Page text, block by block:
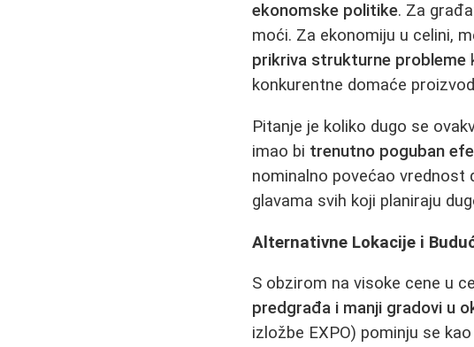
ekonomske politike. Za
moći. Za ekonomiju u celini,
prikriva strukturne probleme
konkurentne domaće
Pitanje je koliko dugo se
imao bi trenutno poguban
nominalno povećao vrednost
glavama svih koji planiraju
Alternativne Lokacije i
S obzirom na visoke cene u
predgrađa i manji gradovi u
izložbe EXPO) pominju se